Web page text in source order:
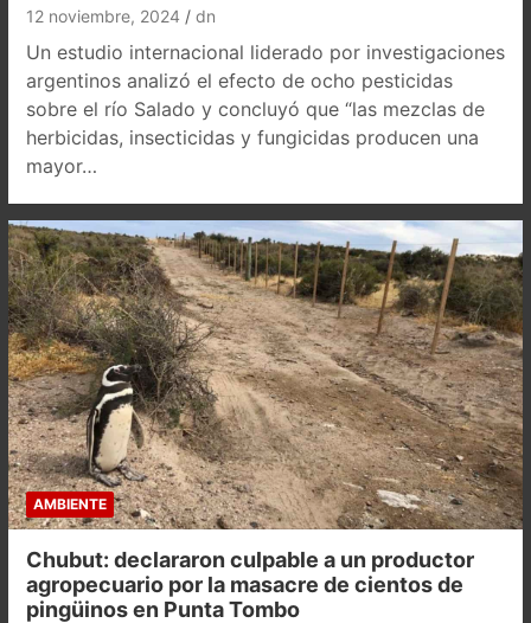
12 noviembre, 2024 dn
Un estudio internacional liderado por investigaciones
argentinos analizó el efecto de ocho pesticidas
sobre el río Salado y concluyó que “las mezclas de
herbicidas, insecticidas y fungicidas producen una
mayor…
AMBIENTE
Chubut: declararon culpable a un productor
agropecuario por la masacre de cientos de
pingüinos en Punta Tombo